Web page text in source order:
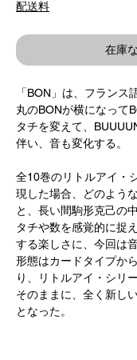
配送料
在庫
「BON」は、フランス
丸のBONが横になって
タチを変えて、
伴い、音も変化する。
全10巻のリトルアイ・
現した場合、どのよう
と、長い間駒形克己の
タチや数を感覚的に捉
する楽しさに、今回は
形態はカードタイプか
り、リトルアイ・シリ
そのままに、全く新し
となった。